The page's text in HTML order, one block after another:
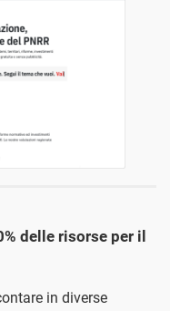
delle risorse per il
in diverse